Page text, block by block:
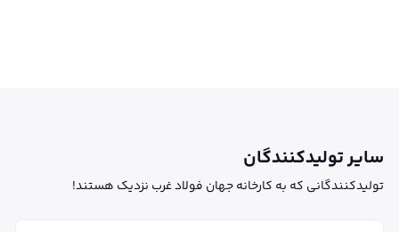
سایر تولیدکنندگان
تولیدکنندگانی که به کارخانه جهان فولاد غرب نزدیک هستند!